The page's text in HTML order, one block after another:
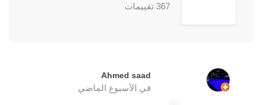
367 تقييمات
Ahmed saad
في الأسبوع الماضي